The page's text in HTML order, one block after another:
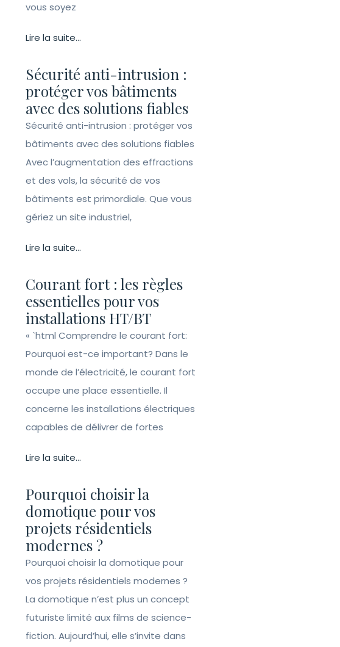
vous soyez
Lire la suite...
Sécurité anti-intrusion :
protéger vos bâtiments
avec des solutions fiables
Sécurité anti-intrusion : protéger vos
bâtiments avec des solutions fiables
Avec l’augmentation des effractions
et des vols, la sécurité de vos
bâtiments est primordiale. Que vous
gériez un site industriel,
Lire la suite...
Courant fort : les règles
essentielles pour vos
installations HT/BT
« `html Comprendre le courant fort:
Pourquoi est-ce important? Dans le
monde de l’électricité, le courant fort
occupe une place essentielle. Il
concerne les installations électriques
capables de délivrer de fortes
Lire la suite...
Pourquoi choisir la
domotique pour vos
projets résidentiels
modernes ?
Pourquoi choisir la domotique pour
vos projets résidentiels modernes ?
La domotique n’est plus un concept
futuriste limité aux films de science-
fiction. Aujourd’hui, elle s’invite dans